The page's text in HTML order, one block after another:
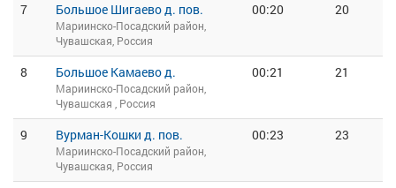
7 Большое Шигаево д. пов.
Мариинско-Посадский район,
Чувашская, Россия
00:20 20
8 Большое Камаево д.
Мариинско-Посадский район,
Чувашская , Россия
00:21 21
9 Вурман-Кошки д. пов.
Мариинско-Посадский район,
Чувашская, Россия
00:23 23